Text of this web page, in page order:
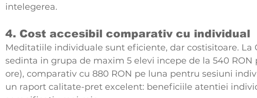
intelegerea.
4. Cost accesibil comparativ cu individual
Meditatiile individuale sunt eficiente, dar costisitoare. La
sedinta in grupa de maxim 5 elevi incepe de la 540 RON
ore), comparativ cu 880 RON pe luna pentru sesiuni
un raport calitate-pret excelent: beneficiile atentiei